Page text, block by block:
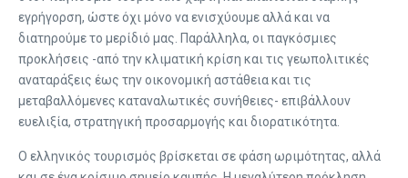
εγρήγορση, ώστε όχι μόνο να ενισχύουμε αλλά και να
διατηρούμε το μερίδιό μας. Παράλληλα, οι παγκόσμιες
προκλήσεις -από την κλιματική κρίση και τις γεωπολιτικές
αναταράξεις έως την οικονομική αστάθεια και τις
μεταβαλλόμενες καταναλωτικές συνήθειες- επιβάλλουν
ευελιξία, στρατηγική προσαρμογής και διορατικότητα.
Ο ελληνικός τουρισμός βρίσκεται σε φάση ωριμότητας, αλλά